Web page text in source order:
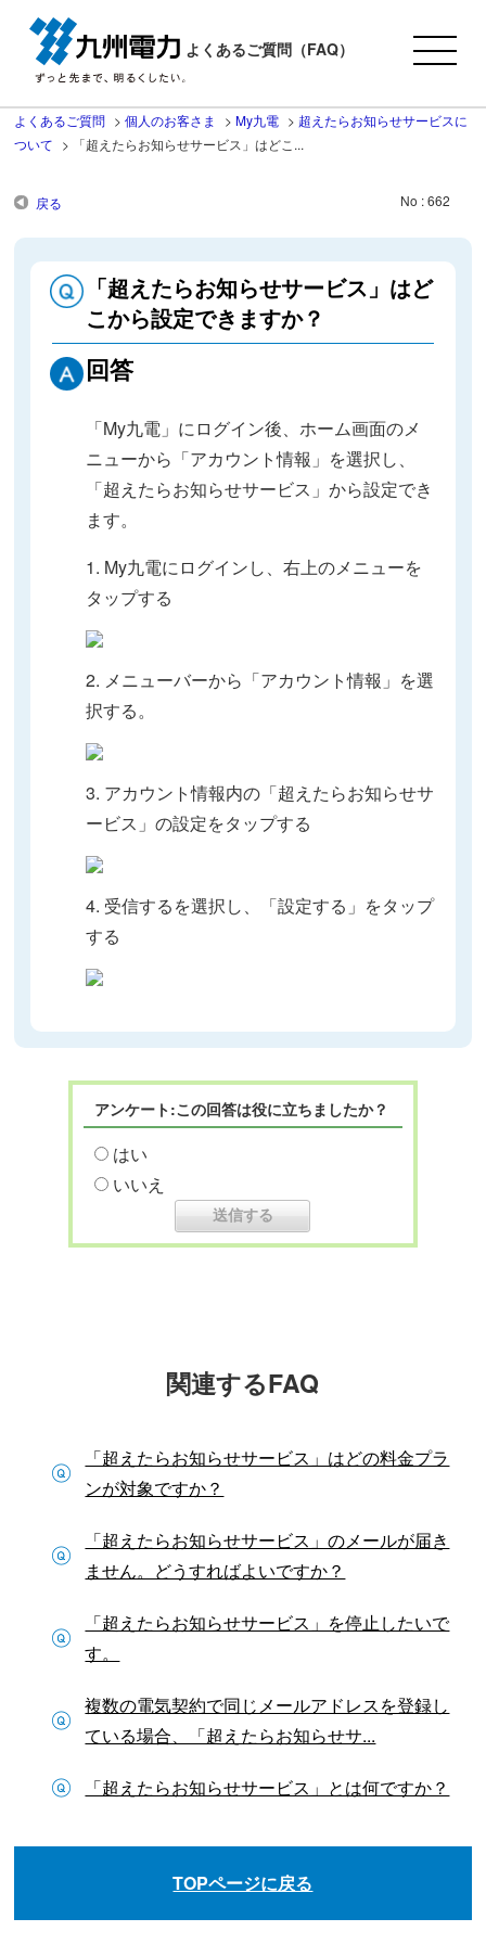
よくあるご質問（FAQ）
よくあるご質問 >個人のお客さま >My九電 > 超えたらお知らせサービスに
ついて > 「超えたらお知らせサービス」はどこ...
戻る No : 662
「超えたらお知らせサービス」はど
こから設定できますか？
回答
「My九電」にログイン後、ホーム画面のメ
ニューから「アカウント情報」を選択し、
「超えたらお知らせサービス」から設定でき
ます。
1. My九電にログインし、右上のメニューを
タップする
2. メニューバーから「アカウント情報」を選
択する。
3. アカウント情報内の「超えたらお知らせサ
ービス」の設定をタップする
4. 受信するを選択し、「設定する」をタップ
する
アンケート:この回答は役に立ちましたか？
はい
いいえ
関連するFAQ
「超えたらお知らせサービス」はどの料金プラ
ンが対象ですか？
「超えたらお知らせサービス」のメールが届き
ません。どうすればよいですか？
「超えたらお知らせサービス」を停止したいで
す。
複数の電気契約で同じメールアドレスを登録し
ている場合、「超えたらお知らせサ...
「超えたらお知らせサービス」とは何ですか？
TOPページに戻る